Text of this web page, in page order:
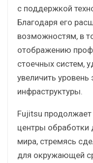
с поддержкой
Благодаря его
возможностям, в
отображению
стоечных систем,
увеличить
инфраструктуры.
Fujitsu
центры обработки
мира, стремясь
для окружающей